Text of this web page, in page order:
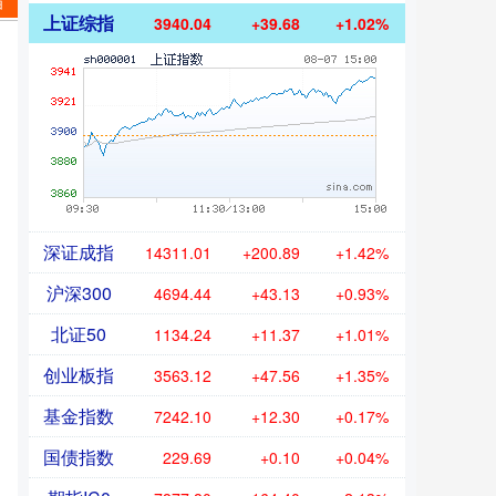
上证综指 3940.04 +39.68 +1.02%
深证成指 14311.01 +200.89 +1.42%
沪深300 4694.44 +43.13 +0.93%
北证50 1134.24 +11.37 +1.01%
创业板指 3563.12 +47.56 +1.35%
基金指数 7242.10 +12.30 +0.17%
国债指数 229.69 +0.10 +0.04%